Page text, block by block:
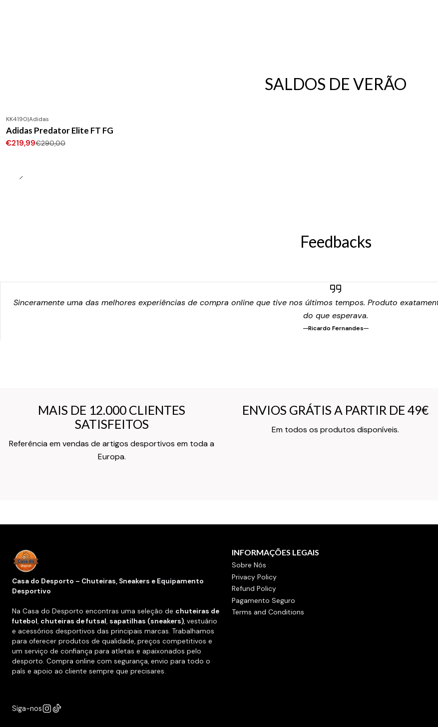
SALDOS DE VERÃO
-24%DESCONTO
Novo
KK4190|Adidas
Adidas Predator Elite FT FG
€219,99€290,00
Feedbacks
Sinceramente uma das melhores experiências de compra online que tive nos últimos tempos. Produto
do que esperava.
Ricardo Fernandes
MAIS DE 12.000 CLIENTES
SATISFEITOS
Referência em vendas de artigos desportivos em toda a
Europa.
MAIS DE 12.000 CLIENTES
SATISFEITOS
Texto do Verso do Cartão de Informação
ENVIOS GRÁTIS A PARTIR DE 49€
Em todos os produtos disponíveis.
ENVIOS GRÁTIS A PARTIR DE 49€
Texto do Verso do Cartão de Informação
Casa do Desporto – Chuteiras, Sneakers e Equipamento
Desportivo
Na Casa do Desporto encontras uma seleção de chuteiras de
futebol, chuteiras de futsal, sapatilhas (sneakers), vestuário
e acessórios desportivos das principais marcas. Trabalhamos
para oferecer produtos de qualidade, preços competitivos e
um serviço de confiança para atletas e apaixonados pelo
desporto. Compra online com segurança, envio para todo o
país e apoio ao cliente sempre que precisares.
Siga-nos
INFORMAÇÕES LEGAIS
Sobre Nós
Privacy Policy
Refund Policy
Pagamento Seguro
Terms and Conditions